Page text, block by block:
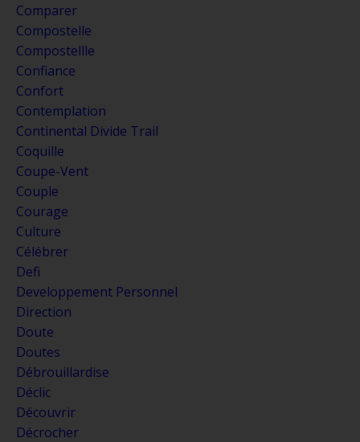
Comparer
Compostelle
Compostellle
Confiance
Confort
Contemplation
Continental Divide Trail
Coquille
Coupe-Vent
Couple
Courage
Culture
Célébrer
Defi
Developpement Personnel
Direction
Doute
Doutes
Débrouillardise
Déclic
Découvrir
Décrocher